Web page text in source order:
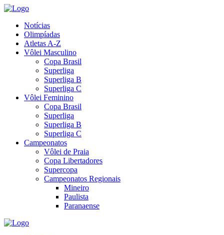
Notícias
Olimpíadas
Atletas A-Z
Vôlei Masculino
Copa Brasil
Superliga
Superliga B
Superliga C
Vôlei Feminino
Copa Brasil
Superliga
Superliga B
Superliga C
Campeonatos
Vôlei de Praia
Copa Libertadores
Supercopa
Campeonatos Regionais
Mineiro
Paulista
Paranaense